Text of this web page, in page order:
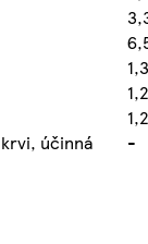
účinná
-